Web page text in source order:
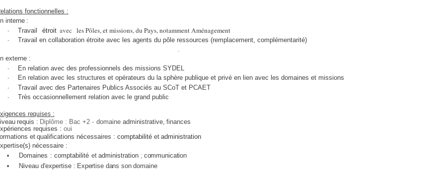
fonctionnelles :
interne :
· Travail étroit avec les Pôles, et missions, du Pays, notamment Aménagement
·
Travail en collaboration étroite avec les agents du pôle ressources (remplacement, complémentarité)
externe :
· En relation avec des professionnels des missions SYDEL
· En relation avec les structures et opérateurs du la sphère publique et privé en lien avec les domaines et missions
· Travail avec des Partenaires Publics Associés au SCoT et PCAET
· Très occasionnellement relation avec le grand public
requises :
requis : Diplôme : Bac +2 - domaineadministrative, finances
requises : oui
et qualifications nécessaires : comptabilité et administration
nécessaire :
• Domaines : comptabilité et administration ; communication
• Niveau d'expertise : Expertise dans son domaine